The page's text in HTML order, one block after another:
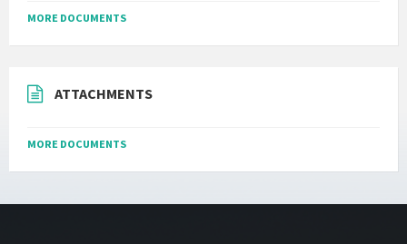
MORE DOCUMENTS
ATTACHMENTS
MORE DOCUMENTS